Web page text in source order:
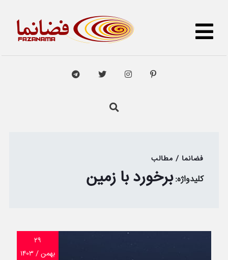
فضانما / مطالب
کلیدواژه: برخورد با زمین
۲۹
بهمن / ۱۴۰۳